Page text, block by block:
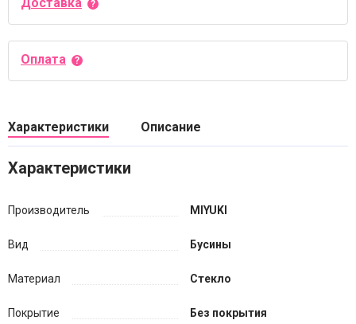
Оплата
Характеристики Описание
Характеристики
Производитель MIYUKI
Вид Бусины
Материал Стекло
Покрытие Без покрытия